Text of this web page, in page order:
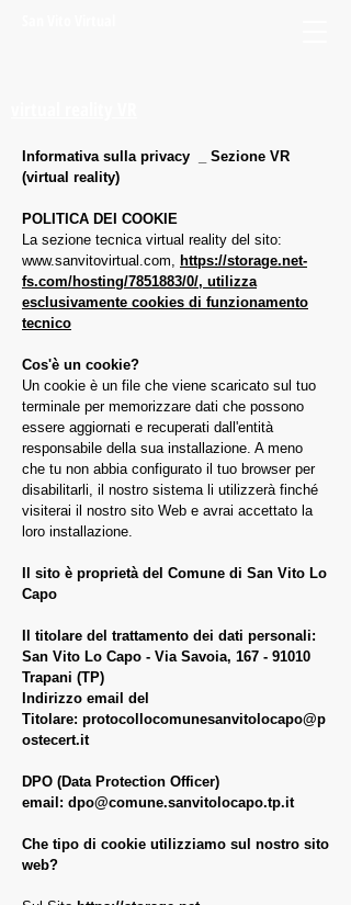
Informativa sulla privacy _ Sezione VR
(virtual reality)
POLITICA DEI COOKIE
La sezione tecnica virtual reality del sito:
www.sanvitovirtual.com, https://storage.net-
fs.com/hosting/7851883/0/, utilizza
esclusivamente cookies di funzionamento
tecnico
Cos'è un cookie?
Un cookie è un file che viene scaricato sul tuo
terminale per memorizzare dati che possono
essere aggiornati e recuperati dall'entità
responsabile della sua installazione. A meno
che tu non abbia configurato il tuo browser per
disabilitarli, il nostro sistema li utilizzerà finché
visiterai il nostro sito Web e avrai accettato la
loro installazione.
Il sito è proprietà del Comune di San Vito Lo
Capo
Il titolare del trattamento dei dati personali:
San Vito Lo Capo - Via Savoia, 167 - 91010
Trapani (TP)
Indirizzo email del
Titolare: protocollocomunesanvitolocapo@p
ostecert.it
DPO (Data Protection Officer)
email: dpo@comune.sanvitolocapo.tp.it
Che tipo di cookie utilizziamo sul nostro sito
web?